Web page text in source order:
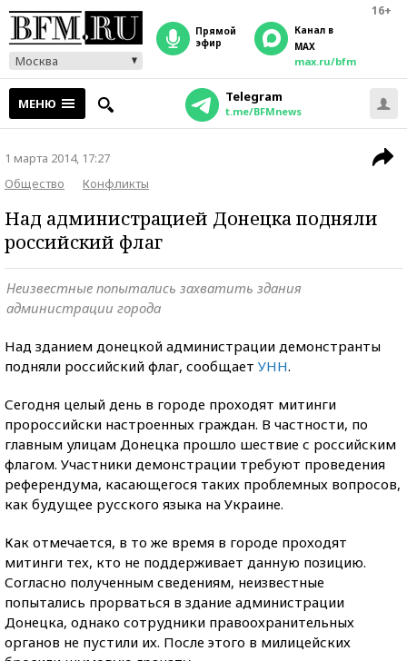
16+
Москва
прямой
эфир
Канал в
MAX
max.ru/bfm
МЕНЮ Telegram
t.me/BFMnews
1 марта 2014, 17:27
Общество
Конфликты
Над администрацией Донецка подняли
российский флаг
Неизвестные попытались захватить здания
администрации города
Над зданием донецкой администрации демонстранты
подняли российский флаг, сообщает УНН.
Сегодня целый день в городе проходят митинги
пророссийски настроенных граждан. В частности, по
главным улицам Донецка прошло шествие с российским
флагом. Участники демонстрации требуют проведения
референдума, касающегося таких проблемных вопросов,
как будущее русского языка на Украине.
Как отмечается, в то же время в городе проходят
митинги тех, кто не поддерживает данную позицию.
Согласно полученным сведениям, неизвестные
попытались прорваться в здание администрации
Донецка, однако сотрудники правоохранительных
органов не пустили их. После этого в милицейских